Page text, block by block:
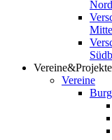
Vereine&Projekte
Vereine